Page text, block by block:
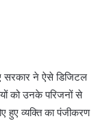
सरकार ने ऐसे डिजिटल
को उनके परिजनों से
हुए व्यक्ति का पंजीकरण